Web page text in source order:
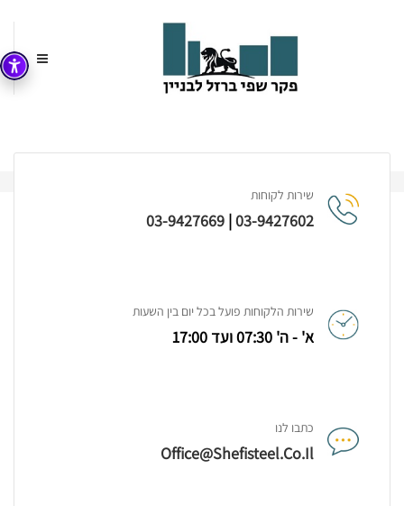
שירות לקוחות
03-9427602
|
03-9427669
שירות הלקוחות פועל בכל יום בין השעות
א' - ה' 07:30 ועד 17:00
כתבו לנו
Office@shefisteel.co.il